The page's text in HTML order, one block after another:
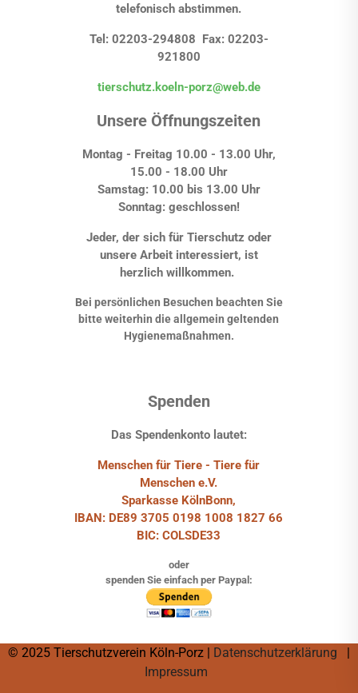
telefonisch abstimmen.
Tel: 02203-294808 Fax: 02203-
921800
tierschutz.koeln-porz@web.de
Unsere Öffnungszeiten
Montag - Freitag 10.00 - 13.00 Uhr,
15.00 - 18.00 Uhr
Samstag: 10.00 bis 13.00 Uhr
Sonntag: geschlossen!
Jeder, der sich für Tierschutz oder
unsere Arbeit interessiert, ist
herzlich willkommen.
Bei persönlichen Besuchen beachten Sie
bitte weiterhin die allgemein geltenden
Hygienemaßnahmen.
Spenden
Das Spendenkonto lautet:
Menschen für Tiere - Tiere für
Menschen e.V.
Sparkasse KölnBonn,
IBAN: DE89 3705 0198 1008 1827 66
BIC: COLSDE33
oder
spenden Sie einfach per Paypal:
© 2025 Tierschutzverein Köln-Porz | Datenschutzerklärung
|
Impressum